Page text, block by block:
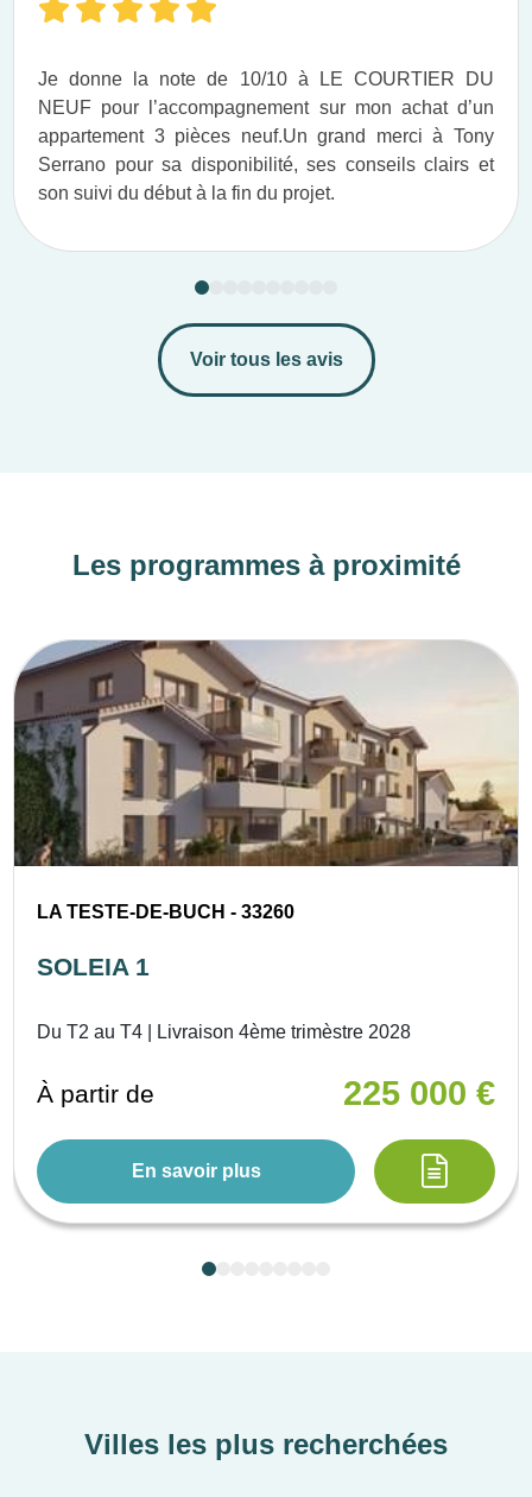
Je donne la note de 10/10 à LE COURTIER DU
NEUF pour l’accompagnement sur mon achat d’un
appartement 3 pièces neuf.​ Un grand merci à Tony
Serrano pour sa disponibilité, ses conseils clairs et
son suivi du début à la fin du projet.​
Voir tous les avis
Les programmes à proximité
LA TESTE-DE-BUCH - 33260
SOLEIA 1
Du T2 au T4 | Livraison 4ème trimèstre 2028
À partir de 225 000 €
En savoir plus
Villes les plus recherchées